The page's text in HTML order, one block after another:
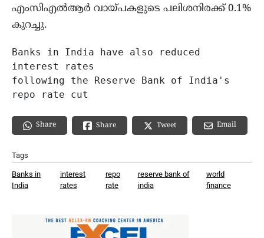
എംസിഎൽആർ വായ്പകളുടെ പലിശനിരക്ക് 0.1%
കുറച്ചു.
Banks in India have also reduced
interest rates
following the Reserve Bank of India's
repo rate cut
Share Share Tweet Email
Tags
Banks in
India
interest
rates
repo
rate
reserve bank of
india
world
finance